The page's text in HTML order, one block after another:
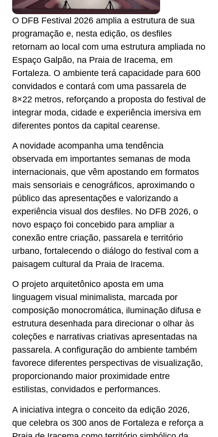
O DFB Festival 2026 amplia a estrutura de sua
programação e, nesta edição, os desfiles
retornam ao local com uma estrutura ampliada no
Espaço Galpão, na Praia de Iracema, em
Fortaleza. O ambiente terá capacidade para 600
convidados e contará com uma passarela de
8×22 metros, reforçando a proposta do festival de
integrar moda, cidade e experiência imersiva em
diferentes pontos da capital cearense.
A novidade acompanha uma tendência
observada em importantes semanas de moda
internacionais, que vêm apostando em formatos
mais sensoriais e cenográficos, aproximando o
público das apresentações e valorizando a
experiência visual dos desfiles. No DFB 2026, o
novo espaço foi concebido para ampliar a
conexão entre criação, passarela e território
urbano, fortalecendo o diálogo do festival com a
paisagem cultural da Praia de Iracema.
O projeto arquitetônico aposta em uma
linguagem visual minimalista, marcada por
composição monocromática, iluminação difusa e
estrutura desenhada para direcionar o olhar às
coleções e narrativas criativas apresentadas na
passarela. A configuração do ambiente também
favorece diferentes perspectivas de visualização,
proporcionando maior proximidade entre
estilistas, convidados e performances.
A iniciativa integra o conceito da edição 2026,
que celebra os 300 anos de Fortaleza e reforça a